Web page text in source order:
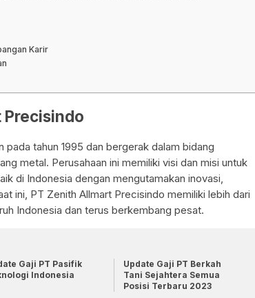
Karir
Precisindo
tahun 1995 dan bergerak dalam bidang
metal. Perusahaan ini memiliki visi dan misi untuk
di Indonesia dengan mengutamakan inovasi,
ini, PT Zenith Allmart Precisindo memiliki lebih dari
Indonesia dan terus berkembang pesat.
Gaji PT Pasifik
Indonesia
Update Gaji PT Berkah
Tani Sejahtera Semua
Posisi Terbaru 2023